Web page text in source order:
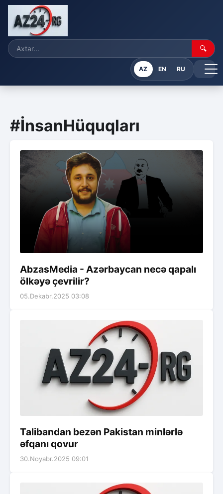
🔍
AZ EN RU
#İnsanHüquqları
AbzasMedia - Azərbaycan necə qapalı
ölkəyə çevrilir?
05.Dekabr.2025 03:08
Talibandan bezən Pakistan minlərlə
əfqanı qovur
30.Noyabr.2025 09:01